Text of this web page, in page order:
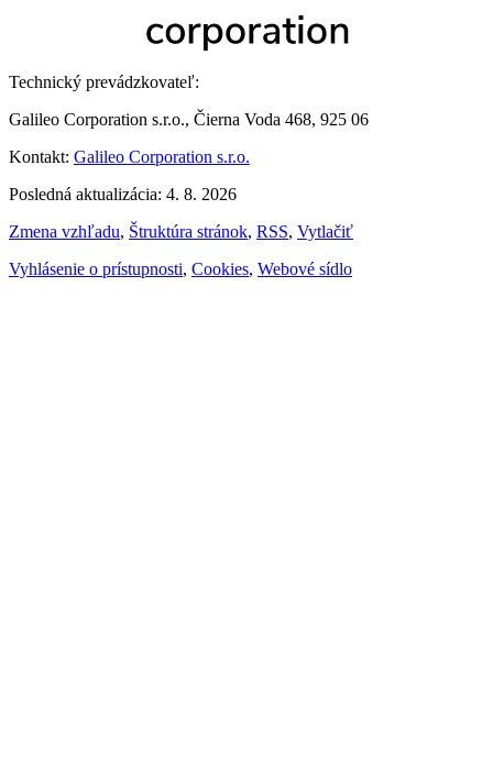
Technický prevádzkovateľ:
Galileo Corporation s.r.o., Čierna Voda 468, 925 06
Kontakt: Galileo Corporation s.r.o.
Posledná aktualizácia: 4. 8. 2026
Zmena vzhľadu, Štruktúra stránok, RSS, Vytlačiť
Vyhlásenie o prístupnosti, Cookies, Webové sídlo